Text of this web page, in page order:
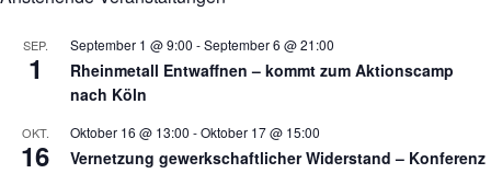
SEP.
1
September 1 @ 9:00 -September 6 @ 21:00
Rheinmetall Entwaffnen – kommt zum Aktionscamp
nach Köln
OKT.
16
Oktober 16 @ 13:00 -Oktober 17 @ 15:00
Vernetzung gewerkschaftlicher Widerstand – Konferenz